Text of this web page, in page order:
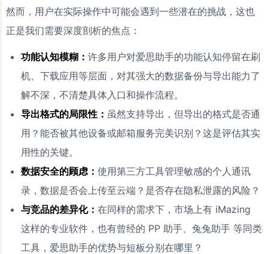
然而，用户在实际操作中可能会遇到一些潜在的挑战，这也
正是我们需要深度剖析的焦点：
功能认知模糊： 许多用户对爱思助手的功能认知停留在刷
机、下载应用等层面，对其强大的数据备份与导出能力了
解不深，不清楚具体入口和操作流程。
导出格式的局限性： 虽然支持导出，但导出的格式是否通
用？能否被其他设备或邮箱服务完美识别？这是评估其实
用性的关键。
数据安全的顾虑： 使用第三方工具管理敏感的个人通讯
录，数据是否会上传至云端？是否存在隐私泄露的风险？
与竞品的差异化： 在同样的需求下，市场上有 iMazing
这样的专业软件，也有曾经的 PP 助手、兔兔助手 等同类
工具，爱思助手的优势与短板分别在哪里？